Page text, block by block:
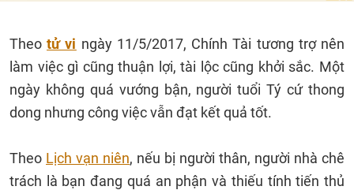
Theotử vi ngày 11/5/2017, Chính Tài tương trợ nên
làm việc gì cũng thuận lợi, tài lộc cũng khởi sắc. Một
ngày không quá vướng bận, người tuổi Tý cứ thong
dong nhưng công việc vẫn đạt kết quả tốt.
Theo Lịch vạn niên, nếu bị người thân, người nhà chê
trách là bạn đang quá an phận và thiếu tính tiến thủ